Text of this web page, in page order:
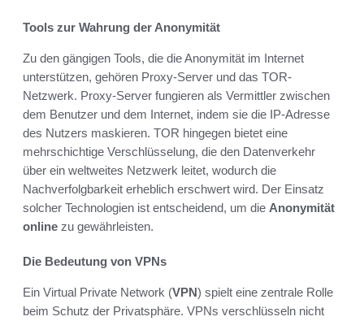
Tools zur Wahrung der Anonymität
Zu den gängigen Tools, die die Anonymität im Internet
unterstützen, gehören Proxy-Server und das TOR-
Netzwerk. Proxy-Server fungieren als Vermittler zwischen
dem Benutzer und dem Internet, indem sie die IP-Adresse
des Nutzers maskieren. TOR hingegen bietet eine
mehrschichtige Verschlüsselung, die den Datenverkehr
über ein weltweites Netzwerk leitet, wodurch die
Nachverfolgbarkeit erheblich erschwert wird. Der Einsatz
solcher Technologien ist entscheidend, um die Anonymität
online zu gewährleisten.
Die Bedeutung von VPNs
Ein Virtual Private Network (VPN) spielt eine zentrale Rolle
beim Schutz der Privatsphäre. VPNs verschlüsseln nicht